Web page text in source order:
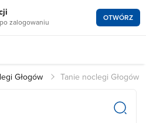
zalogowaniu OTWÓRZ
Głogów Tanie noclegi Głogów